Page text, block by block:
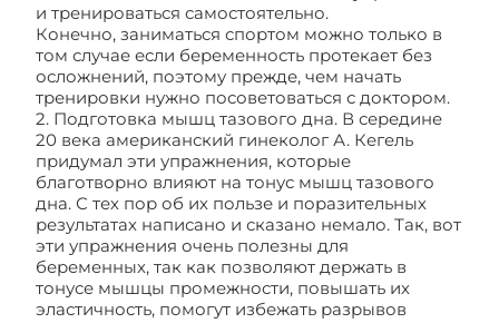
и тренироваться самостоятельно.
Конечно, заниматься спортом можно только в
том случае если беременность протекает без
осложнений, поэтому прежде, чем начать
тренировки нужно посоветоваться с доктором.
2. Подготовка мышц тазового дна. В середине
20 века американский гинеколог А. Кегель
придумал эти упражнения, которые
благотворно влияют на тонус мышц тазового
дна. С тех пор об их пользе и поразительных
результатах написано и сказано немало. Так, вот
эти упражнения очень полезны для
беременных, так как позволяют держать в
тонусе мышцы промежности, повышать их
эластичность, помогут избежать разрывов